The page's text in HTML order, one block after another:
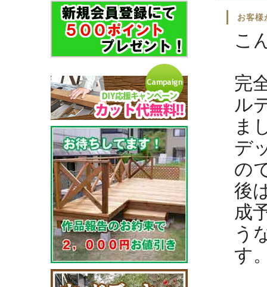
お客様
こ
完
ル
ま
デ
の
後
成
う
す